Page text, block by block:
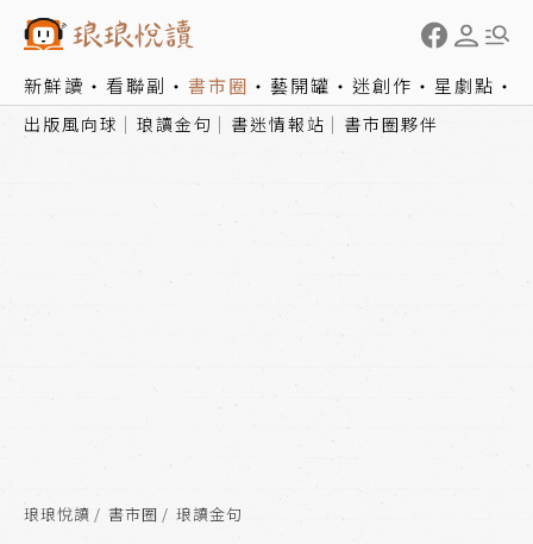
新鮮讀 看聯副 書市圈 藝開罐 迷創作 星劇點
出版風向球 琅讀金句 書迷情報站 書市圈夥伴
琅琅悅讀 書市圈 琅讀金句